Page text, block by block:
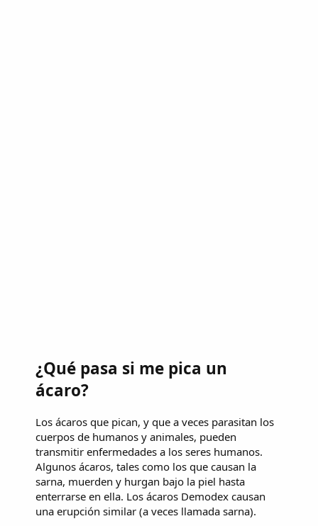
¿Qué pasa si me pica un
ácaro?
Los ácaros que pican, y que a veces parasitan los
cuerpos de humanos y animales, pueden
transmitir enfermedades a los seres humanos.
Algunos ácaros, tales como los que causan la
sarna, muerden y hurgan bajo la piel hasta
enterrarse en ella. Los ácaros Demodex causan
una erupción similar (a veces llamada sarna).